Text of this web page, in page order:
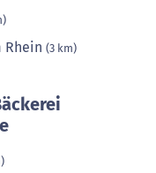
Rhein (3 km)